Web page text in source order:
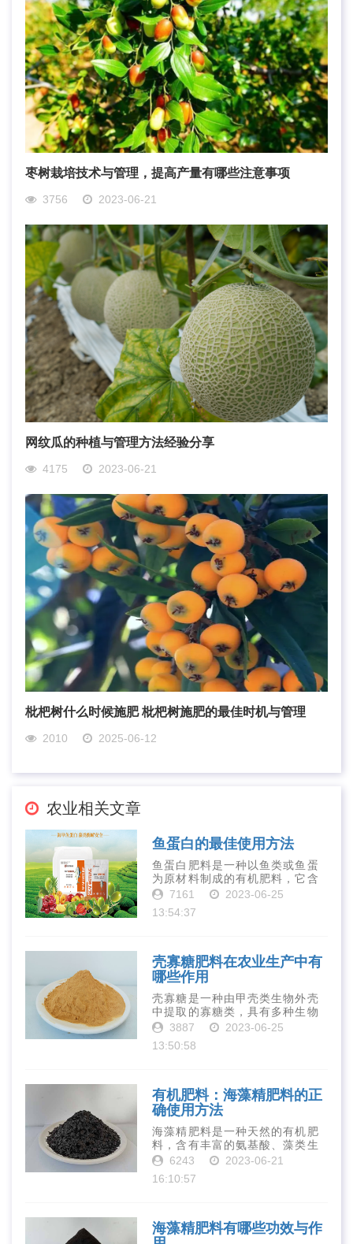
枣树栽培技术与管理，提高产量有哪些注意事项
3756 2023-06-21
网纹瓜的种植与管理方法经验分享
4175 2023-06-21
枇杷树什么时候施肥 枇杷树施肥的最佳时机与管理
2010 2025-06-12
农业相关文章
鱼蛋白的最佳使用方法
鱼蛋白肥料是一种以鱼类或鱼蛋
为原材料制成的有机肥料，它含
有丰富的营养物质，如氮、磷、
元素和植物生长因子。这些营养
7161
2023-06-25
13:54:37
壳寡糖肥料在农业生产中有
哪些作用
壳寡糖是一种由甲壳类生物外壳
中提取的寡糖类，具有多种生物
活性和营养价值。在农业生产
是作为一种新型的有机肥料，壳
3887
2023-06-25
13:50:58
有机肥料：海藻精肥料的正
确使用方法
海藻精肥料是一种天然的有机肥
料，含有丰富的氨基酸、藻类生
长素、维生素、微量元素、蛋白
力、促进植物生长、增强植物抗
6243
2023-06-21
16:10:57
海藻精肥料有哪些功效与作